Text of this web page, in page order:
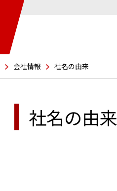
会社情報 社名の由来
社名の由来